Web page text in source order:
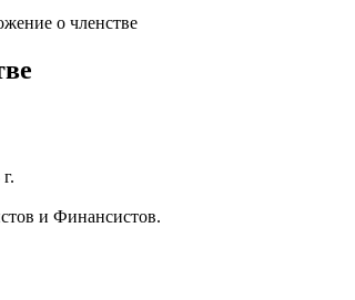
о членстве
и Финансистов.